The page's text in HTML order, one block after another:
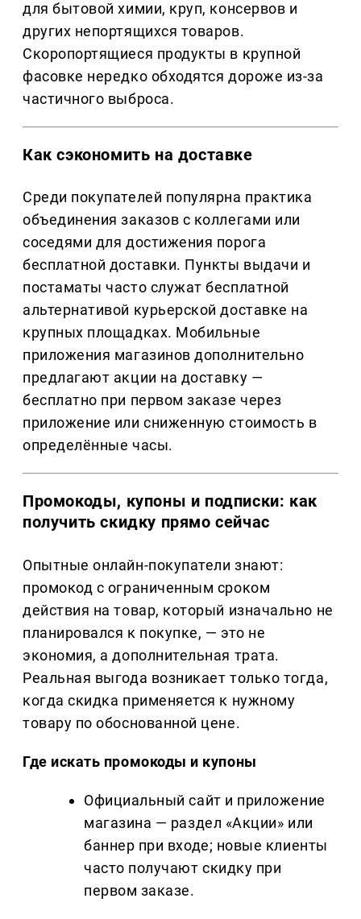
для бытовой химии, круп, консервов и
других непортящихся товаров.
Скоропортящиеся продукты в крупной
фасовке нередко обходятся дороже из-за
частичного выброса.
Как сэкономить на доставке
Среди покупателей популярна практика
объединения заказов с коллегами или
соседями для достижения порога
бесплатной доставки. Пункты выдачи и
постаматы часто служат бесплатной
альтернативой курьерской доставке на
крупных площадках. Мобильные
приложения магазинов дополнительно
предлагают акции на доставку —
бесплатно при первом заказе через
приложение или сниженную стоимость в
определённые часы.
Промокоды, купоны и подписки: как
получить скидку прямо сейчас
Опытные онлайн-покупатели знают:
промокод с ограниченным сроком
действия на товар, который изначально не
планировался к покупке, — это не
экономия, а дополнительная трата.
Реальная выгода возникает только тогда,
когда скидка применяется к нужному
товару по обоснованной цене.
Где искать промокоды и купоны
Официальный сайт и приложение
магазина — раздел «Акции» или
баннер при входе; новые клиенты
часто получают скидку при
первом заказе.